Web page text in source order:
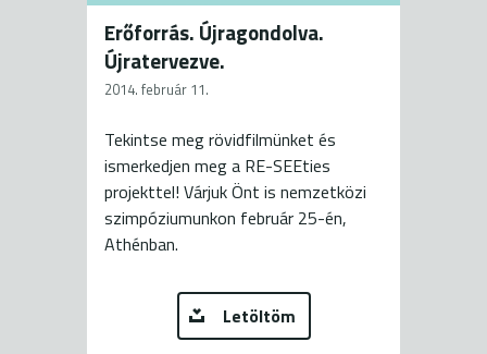
Erőforrás. Újragondolva.
Újratervezve.
2014. február 11.
Tekintse meg rövidfilmünket és
ismerkedjen meg a RE-SEEties
projekttel! Várjuk Önt is nemzetközi
szimpóziumunkon február 25-én,
Athénban.
Letöltöm